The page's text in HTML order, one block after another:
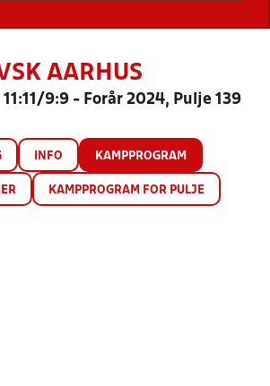
AARHUS
11:11/9:9 - Forår 2024, Pulje 139
INFO KAMPPROGRAM
KAMPPROGRAM FOR PULJE